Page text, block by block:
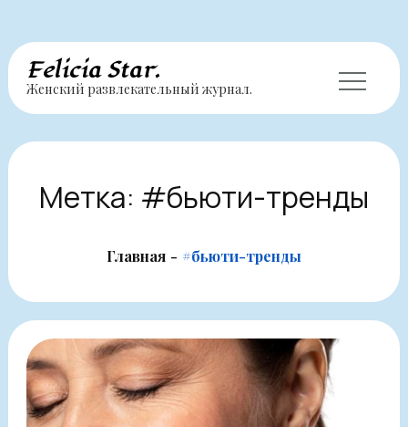
Перейти
содержимому
Felicia Star.
Женский развлекательный журнал.
Метка: #бьюти-тренды
Главная #бьюти-тренды